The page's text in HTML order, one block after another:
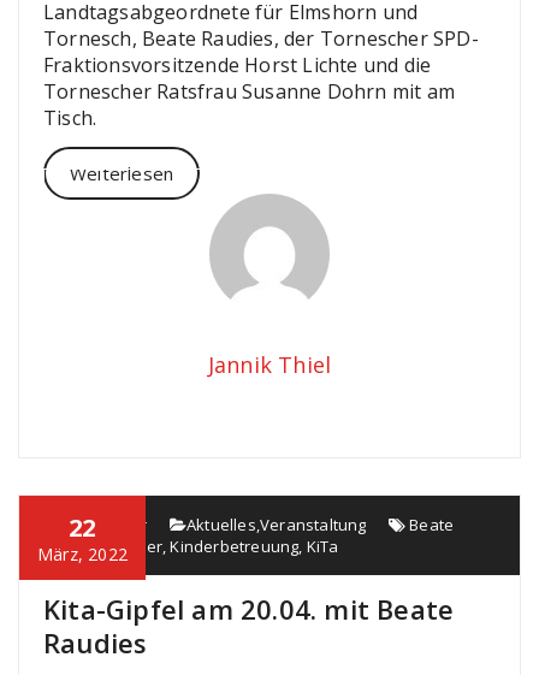
Landtagsabgeordnete für Elmshorn und
Tornesch, Beate Raudies, der Tornescher SPD-
Fraktionsvorsitzende Horst Lichte und die
Tornescher Ratsfrau Susanne Dohrn mit am
Tisch.
Weiterlesen
Jannik Thiel
22
März, 2022
Maik Köster Aktuelles,Veranstaltung
Beate
Raudies,Kinder,Kinderbetreuung, KiTa
Kita-Gipfel am 20.04. mit Beate
Raudies